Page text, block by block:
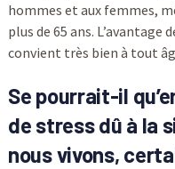
hommes et aux femmes,
plus de 65 ans. L’avantage
convient très bien à tout
Se pourrait-il
de stress dû à la
nous vivons,